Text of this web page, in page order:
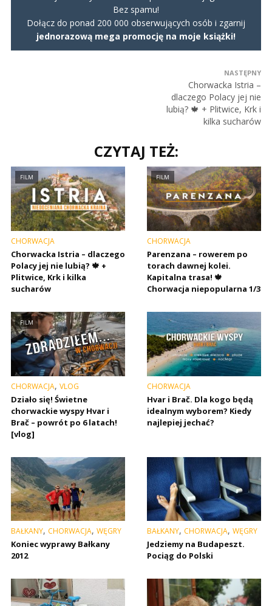
Bez spamu!
Dołącz do ponad 200 000 obserwujących osób i zgarnij
jednorazową mega promocję na moje książki!
NASTĘPNY
Chorwacka Istria –
dlaczego Polacy jej nie
lubią? 🍁 + Plitwice, Krk i
kilka sucharów
CZYTAJ TEŻ:
FILM
CHORWACJA
Chorwacka Istria – dlaczego
Polacy jej nie lubią? 🍁 +
Plitwice, Krk i kilka
sucharów
FILM
CHORWACJA
Parenzana – rowerem po
torach dawnej kolei.
Kapitalna trasa! 🍁
Chorwacja niepopularna 1/3
FILM
CHORWACJA, VLOG
Działo się! Świetne
chorwackie wyspy Hvar i
Brač – powrót po 6 latach!
[vlog]
CHORWACJA
Hvar i Brač. Dla kogo będą
idealnym wyborem? Kiedy
najlepiej jechać?
BAŁKANY, CHORWACJA, WĘGRY
Koniec wyprawy Bałkany
2012
BAŁKANY, CHORWACJA, WĘGRY
Jedziemy na Budapeszt.
Pociąg do Polski